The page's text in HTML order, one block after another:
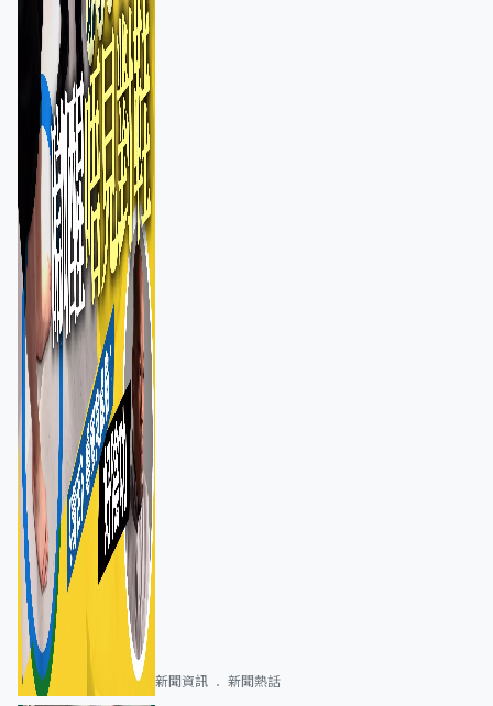
新聞資訊 新聞熱話